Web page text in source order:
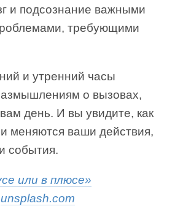
и подсознание важными
требующими
и утренний часы
о вызовах,
день. И вы увидите, как
меняются ваши действия,
события.
или в плюсе»
unsplash.com